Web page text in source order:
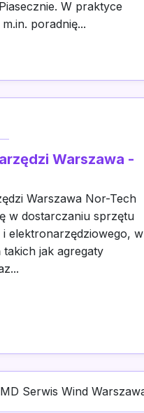
W praktyce
poradnię...
Warszawa -
Warszawa Nor-Tech
w dostarczaniu sprzętu
i elektronarzędziowego, w
jak agregaty